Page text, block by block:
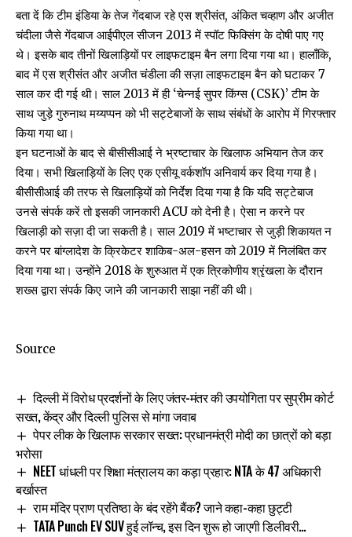
बता दें कि टीम इंडिया के तेज गेंदबाज रहे एस श्रीसंत, अंकित चव्हाण और अजीत
चंदीला जैसे गेंदबाज आईपीएल सीजन 2013 में स्पॉट फिक्सिंग के दोषी पाए गए
थे। इसके बाद तीनों खिलाड़ियों पर लाइफटाइम बैन लगा दिया गया था। हालाँकि,
बाद में एस श्रीसंत और अजीत चंडीला की सज़ा लाइफटाइम बैन को घटाकर 7
साल कर दी गई थी। साल 2013 में ही ‘चेन्नई सुपर किंग्स (CSK)’ टीम के
साथ जुड़े गुरुनाथ मय्यप्पन को भी सट्टेबाजों के साथ संबंधों के आरोप में गिरफ्तार
किया गया था।
इन घटनाओं के बाद से बीसीसीआई ने भ्रष्टाचार के खिलाफ अभियान तेज कर
दिया। सभी खिलाड़ियों के लिए एक एसीयू वर्कशॉप अनिवार्य कर दिया गया है।
बीसीसीआई की तरफ से खिलाड़ियों को निर्देश दिया गया है कि यदि सट्टेबाज
उनसे संपर्क करें तो इसकी जानकारी ACU को देनी है। ऐसा न करने पर
खिलाड़ी को सज़ा दी जा सकती है। साल 2019 में भष्टाचार से जुड़ी शिकायत न
करने पर बांग्लादेश के क्रिकेटर शाकिब-अल-हसन को 2019 में निलंबित कर
दिया गया था। उन्होंने 2018 के शुरुआत में एक त्रिकोणीय श्रृंखला के दौरान
शख्स द्वारा संपर्क किए जाने की जानकारी साझा नहीं की थी।
Source
दिल्ली में विरोध प्रदर्शनों के लिए जंतर-मंतर की उपयोगिता पर सुप्रीम कोर्ट
सख्त, केंद्र और दिल्ली पुलिस से मांगा जवाब
पेपर लीक के खिलाफ सरकार सख्त: प्रधानमंत्री मोदी का छात्रों को बड़ा
भरोसा
NEET धांधली पर शिक्षा मंत्रालय का कड़ा प्रहार: NTA के 47 अधिकारी
बर्खास्त
राम मंदिर प्राण प्रतिष्ठा के बंद रहेंगे बैंक? जाने कहा-कहा छुट्टी
TATA Punch EV SUV हुई लॉन्च, इस दिन शुरू हो जाएगी डिलीवरी…